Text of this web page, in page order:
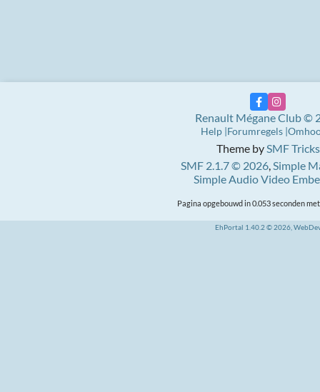
Theme bySMF Tricks
SMF 2.1.7 © 2026,Simple
Simple Audio Video
Renault Mégane Club ©
Help Forumregels
Pagina opgebouwd in 0.053 seconden
EhPortal 1.40.2 © 2026,